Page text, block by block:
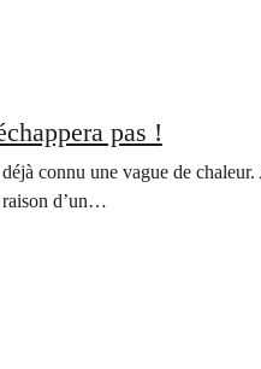
pas !
connu une vague de
raison d’un…